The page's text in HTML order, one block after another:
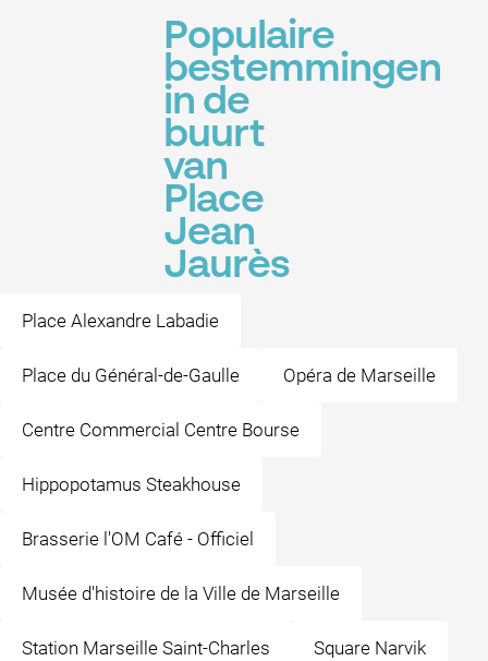
Populaire
bestemmingen
in de
buurt
van
Place
Jean
Jaurès
Place Alexandre Labadie
Place du Général-de-Gaulle Opéra de Marseille
Centre Commercial Centre Bourse
Hippopotamus Steakhouse
Brasserie l'OM Café - Officiel
Musée d'histoire de la Ville de Marseille
Station Marseille Saint-Charles Square Narvik